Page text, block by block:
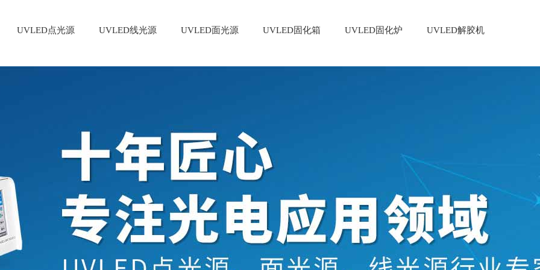
UVLED点光源 UVLED线光源 UVLED面光源 UVLED固化箱 UVLED固化炉 UVLED解胶机